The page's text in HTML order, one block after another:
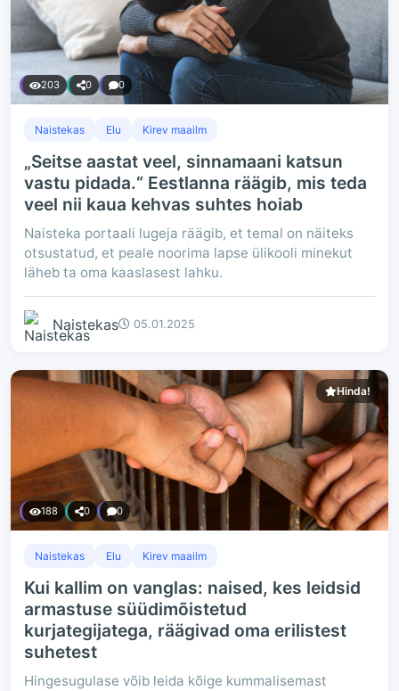
203 0 0
Naistekas Elu Kirev maailm
„Seitse aastat veel, sinnamaani katsun
vastu pidada.“ Eestlanna räägib, mis teda
veel nii kaua kehvas suhtes hoiab
Naisteka portaali lugeja räägib, et temal on näiteks
otsustatud, et peale noorima lapse ülikooli minekut
läheb ta oma kaaslasest lahku.
Naistekas 05.01.2025
Hinda!
188 0 0
Naistekas Elu Kirev maailm
Kui kallim on vanglas: naised, kes leidsid
armastuse süüdimõistetud
kurjategijatega, räägivad oma erilistest
suhetest
Hingesugulase võib leida kõige kummalisemast